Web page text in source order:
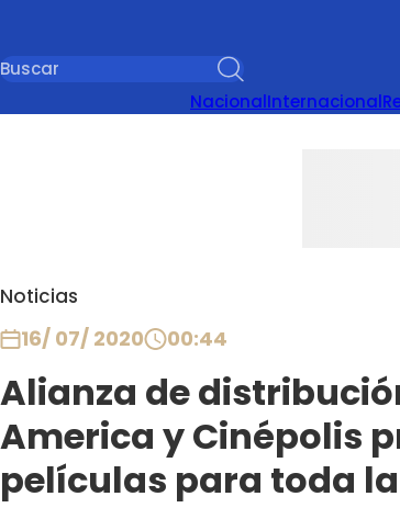
NacionalInternacional
Noticias
16/ 07/ 2020 00:44
Alianza de
America y Cinépolis
películas para toda